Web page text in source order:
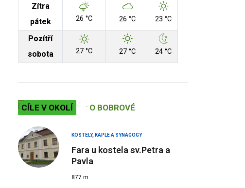
Zítra
pátek
26 °C 26 °C 23 °C
Pozítří
sobota
27 °C 27 °C 24 °C
CÍLE V OKOLÍ O BOBROVÉ
KOSTELY, KAPLE A SYNAGOGY
Fara u kostela sv.Petra a
Pavla
877 m